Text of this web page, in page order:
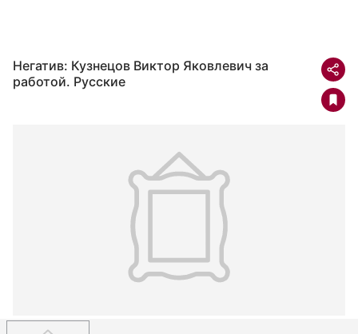
Негатив: Кузнецов Виктор Яковлевич за
работой. Русские